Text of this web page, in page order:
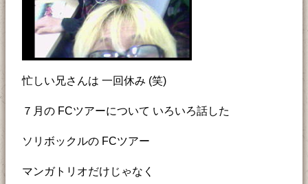
忙しい兄さんは 一回休み (笑)
７月の FCツアーについて いろいろ話した
ソリボックルの FCツアー
マンガトリオだけじゃなく